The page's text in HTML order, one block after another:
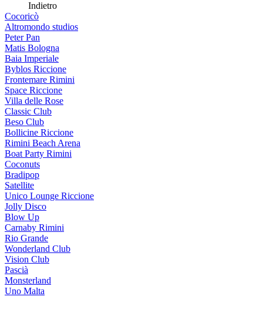
Indietro
Cocoricò
Altromondo studios
Peter Pan
Matis Bologna
Baia Imperiale
Byblos Riccione
Frontemare Rimini
Space Riccione
Villa delle Rose
Classic Club
Beso Club
Bollicine Riccione
Rimini Beach Arena
Boat Party Rimini
Coconuts
Bradipop
Satellite
Unico Lounge Riccione
Jolly Disco
Blow Up
Carnaby Rimini
Rio Grande
Wonderland Club
Vision Club
Pascià
Monsterland
Uno Malta